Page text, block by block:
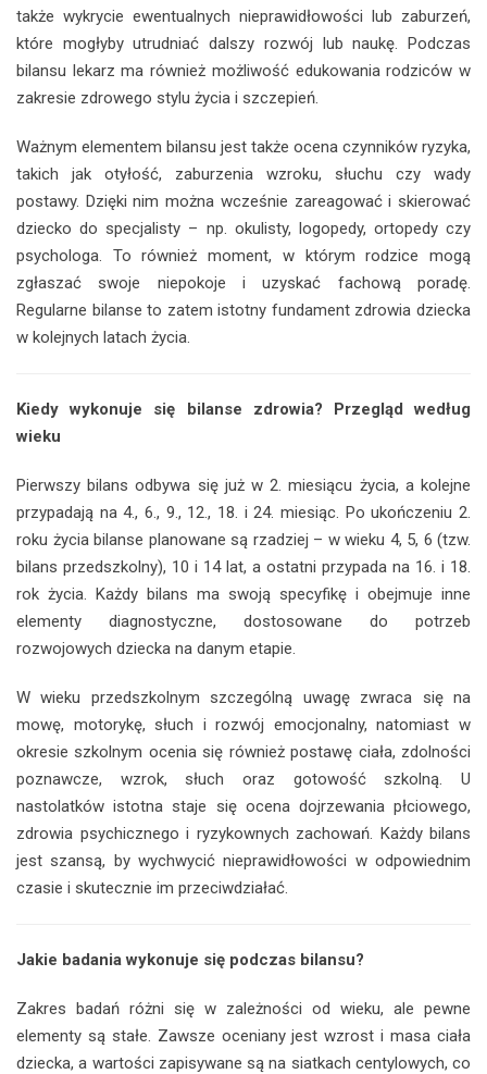
także wykrycie ewentualnych nieprawidłowości lub zaburzeń,
które mogłyby utrudniać dalszy rozwój lub naukę. Podczas
bilansu lekarz ma również możliwość edukowania rodziców w
zakresie zdrowego stylu życia i szczepień.
Ważnym elementem bilansu jest także ocena czynników ryzyka,
takich jak otyłość, zaburzenia wzroku, słuchu czy wady
postawy. Dzięki nim można wcześnie zareagować i skierować
dziecko do specjalisty – np. okulisty, logopedy, ortopedy czy
psychologa. To również moment, w którym rodzice mogą
zgłaszać swoje niepokoje i uzyskać fachową poradę.
Regularne bilanse to zatem istotny fundament zdrowia dziecka
w kolejnych latach życia.
Kiedy wykonuje się bilanse zdrowia? Przegląd według
wieku
Pierwszy bilans odbywa się już w 2. miesiącu życia, a kolejne
przypadają na 4., 6., 9., 12., 18. i 24. miesiąc. Po ukończeniu 2.
roku życia bilanse planowane są rzadziej – w wieku 4, 5, 6 (tzw.
bilans przedszkolny), 10 i 14 lat, a ostatni przypada na 16. i 18.
rok życia. Każdy bilans ma swoją specyfikę i obejmuje inne
elementy diagnostyczne, dostosowane do potrzeb
rozwojowych dziecka na danym etapie.
W wieku przedszkolnym szczególną uwagę zwraca się na
mowę, motorykę, słuch i rozwój emocjonalny, natomiast w
okresie szkolnym ocenia się również postawę ciała, zdolności
poznawcze, wzrok, słuch oraz gotowość szkolną. U
nastolatków istotna staje się ocena dojrzewania płciowego,
zdrowia psychicznego i ryzykownych zachowań. Każdy bilans
jest szansą, by wychwycić nieprawidłowości w odpowiednim
czasie i skutecznie im przeciwdziałać.
Jakie badania wykonuje się podczas bilansu?
Zakres badań różni się w zależności od wieku, ale pewne
elementy są stałe. Zawsze oceniany jest wzrost i masa ciała
dziecka, a wartości zapisywane są na siatkach centylowych, co